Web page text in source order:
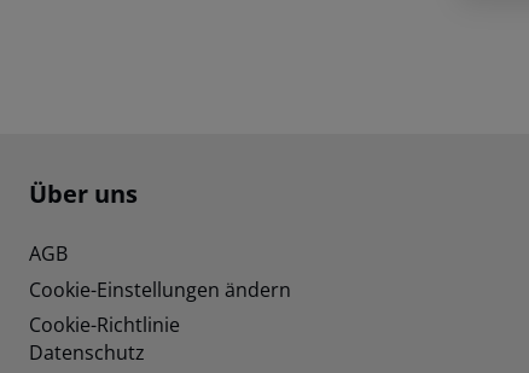
Footer navigation
Über uns
AGB
Cookie-Einstellungen ändern
Cookie-Richtlinie
Datenschutz